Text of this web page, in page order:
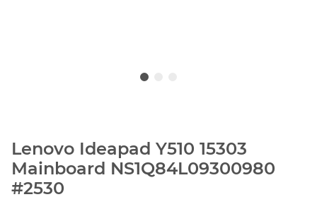
Lenovo Ideapad Y510 15303
Mainboard NS1Q84L09300980
#2530